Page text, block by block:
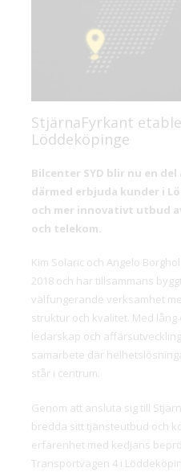
StjärnaFyrkant
Löddeköpinge
Bilcenter SYD blir nu en
därmed erbjuda kunder i
och mer innovativt utbud
och telekom.
Kim Solaric och Angelo
2018 och har tillsammans
välfungerande verksamhet
struktur och kvalitet. Med
ledarskap och
samarbete där
står i centrum.
Genom att ansluta sig till
bredda sitt tjänsteutbud och
erfarenhet med kedjans
Transportvägen 4 i